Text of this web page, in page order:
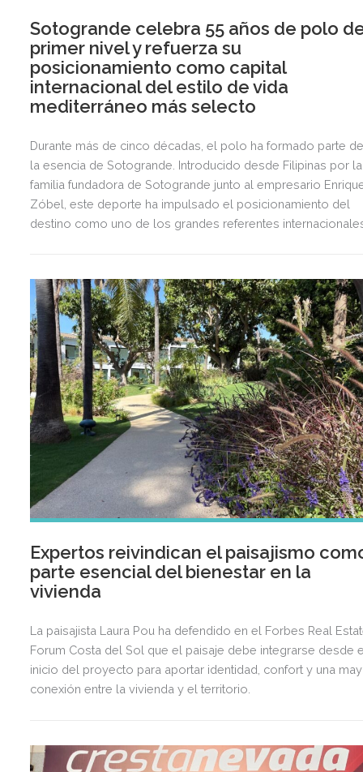
Sotogrande celebra 55 años de polo
primer nivel y refuerza su
posicionamiento como capital
internacional del estilo de vida
mediterráneo más selecto
Durante más de cinco décadas, el polo ha formado parte
la esencia de Sotogrande. Introducido desde Filipinas por la
familia fundadora de Sotogrande junto al empresario
Zóbel, este deporte ha impulsado el posicionamiento del
destino como uno de los grandes referentes
exclusiva agenda social.
Expertos reivindican el paisajismo
parte esencial del bienestar en la
vivienda
La paisajista Laura Pou ha defendido en el Forbes Real
Forum Costa del Sol que el paisaje debe integrarse desde
inicio del proyecto para aportar identidad, confort y una
conexión entre la vivienda y el territorio.